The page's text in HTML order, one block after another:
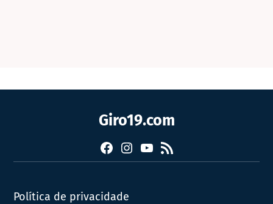
Giro19.com
FacebookInstagram
YouTube
RSS
Política de privacidade